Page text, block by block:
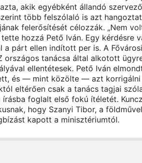
akik egyébként állandó
több felszólaló is azt
felerősítését célozzák. „Nem
hozzá Pető Iván. Egy kérdésre
a párt ellen indított per is. A
országos tanácsa által alkotott
ellentétesek. Pető Iván
és — mint közölte — azt korrigálni
eltérően csak a tanács tagjai
írásba foglalt első fokú ítéletét.
hogy Szanyi Tibor, a
kapott a minisztériumtól.